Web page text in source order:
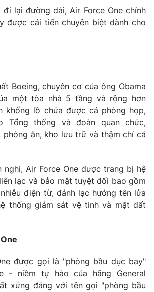
tương lai
Podcast
VTV Thể thao
lại đường dài, Air Force One chính
được cải tiến chuyên biệt dành cho
Boeing, chuyên cơ của ông Obama
một tòa nhà 5 tầng và rộng hơn
khổng lồ chứa được cả phòng họp,
Tổng thống và đoàn quan chức,
phòng ăn, kho lưu trữ và thậm chí cả
nghi, Air Force One được trang bị hệ
lạc và bảo mật tuyệt đối bao gồm
điện từ, đánh lạc hướng tên lửa
thống giám sát vệ tinh và mặt đất
được gọi là "phòng bầu dục bay"
- niềm tự hào của hãng General
xứng đáng với tên gọi "phòng bầu